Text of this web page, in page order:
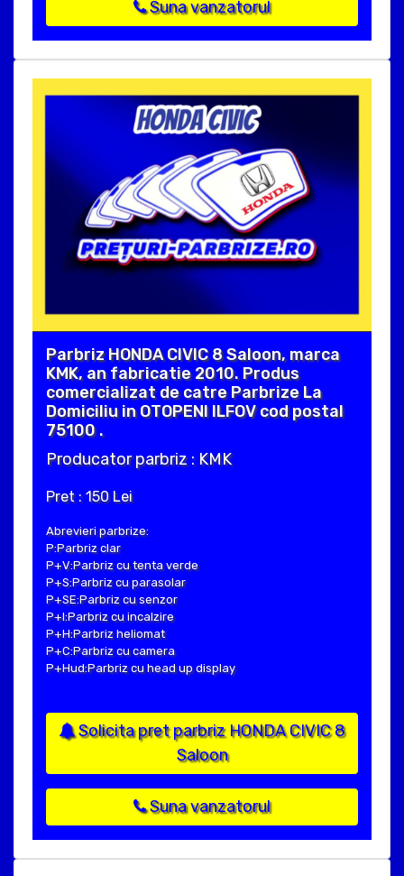
Suna vanzatorul
Parbriz HONDA CIVIC 8 Saloon, marca
KMK, an fabricatie 2010. Produs
comercializat de catre Parbrize La
Domiciliu in OTOPENI ILFOV cod postal
75100 .
Producator parbriz : KMK
Pret : 150 Lei
Abrevieri parbrize:
P:Parbriz clar
P+V:Parbriz cu tenta verde
P+S:Parbriz cu parasolar
P+SE:Parbriz cu senzor
P+I:Parbriz cu incalzire
P+H:Parbriz heliomat
P+C:Parbriz cu camera
P+Hud:Parbriz cu head up display
Solicita pret parbriz HONDA CIVIC 8
Saloon
Suna vanzatorul